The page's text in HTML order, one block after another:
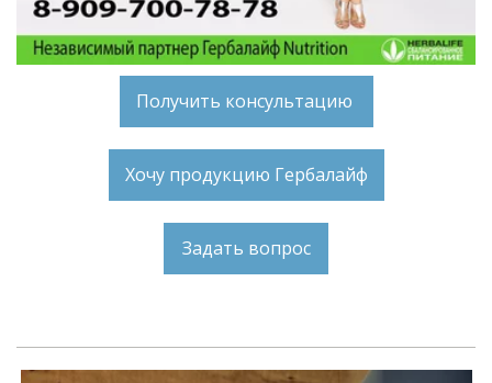
Получить консультацию
Хочу продукцию Гербалайф
Задать вопрос